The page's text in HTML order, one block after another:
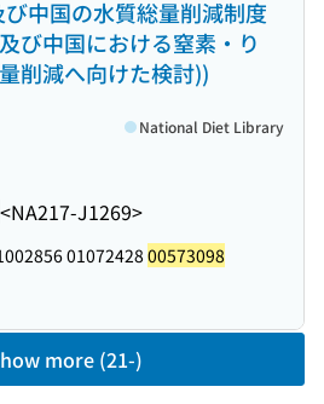
中国の水質総量削減制度
び中国における窒素・り
削減へ向けた検討))
<NA217-J1269>
National Diet Library
01072428 00573098
more (21-)